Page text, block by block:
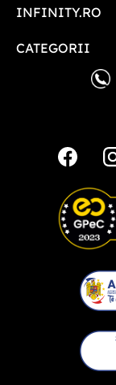
INFINITY.RO
CATEGORII